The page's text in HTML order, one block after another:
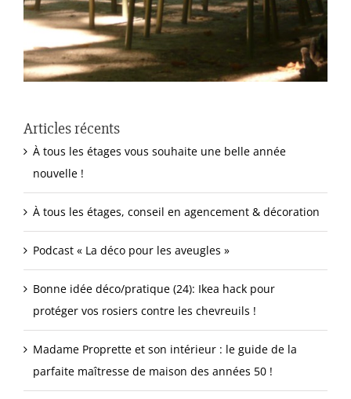
Articles récents
À tous les étages vous souhaite une belle année
nouvelle !
À tous les étages, conseil en agencement & décoration
Podcast « La déco pour les aveugles »
Bonne idée déco/pratique (24): Ikea hack pour
protéger vos rosiers contre les chevreuils !
Madame Proprette et son intérieur : le guide de la
parfaite maîtresse de maison des années 50 !